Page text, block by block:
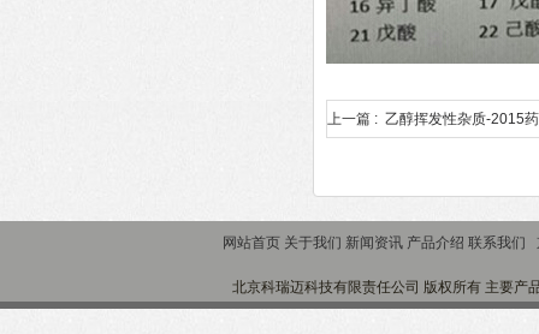
上一篇 : 乙醇挥发性杂质-2015
网站首页 关于我们 新闻资讯 产品介绍 联系我们
北京科瑞迈科技有限责任公司 版权所有 主要产